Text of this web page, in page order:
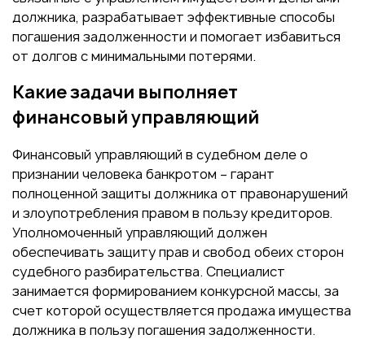
должника, разрабатывает эффективные способы
погашения задолженности и помогает избавиться
от долгов с минимальными потерями.
Какие задачи выполняет
финансовый управляющий
Финансовый управляющий в судебном деле о
признании человека банкротом – гарант
полноценной защиты должника от правонарушений
и злоупотребления правом в пользу кредиторов.
Уполномоченный управляющий должен
обеспечивать защиту прав и свобод обеих сторон
судебного разбирательства. Специалист
занимается формированием конкурсной массы, за
счет которой осуществляется продажа имущества
должника в пользу погашения задолженности.